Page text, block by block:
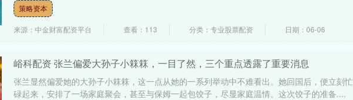
策略资本
来源：中金财富配资平台 查看：113 分类：专业股票配资 日期：06-06
峪科配资 张兰偏爱大孙子小箖箖，一目了然，三个重点透露了重要消息
张兰显然偏爱她的大孙子小箖箖，这一点从她的一系列举动中不难看出。她回国后，便立刻忙
碌起来，安排了一场家庭聚会，甚至与保姆一起包饺子，尽显家庭温情。这次饺子的准备....